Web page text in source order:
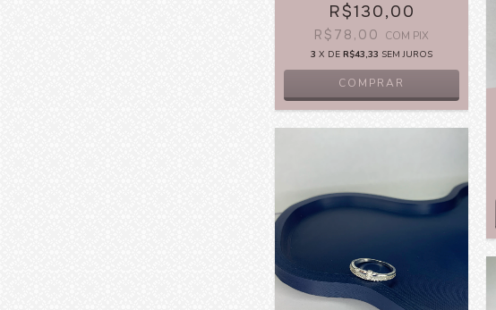
R$130,00
R$78,00 COM PIX
3 X DER$43,33 SEM JUROS
COMPRAR